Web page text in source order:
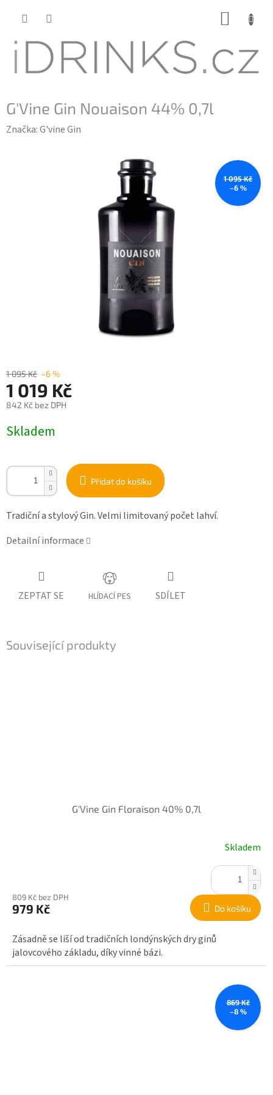
G'Vine Gin Nouaison 44% 0,7l
Značka:G'vine Gin
1 095 Kč
–6 %
1 095 Kč –6 %
1 019 Kč
842 Kč bez DPH
cena:
Skladem
Přidat do košíku
Tradiční a stylový Gin. Velmi limitovaný počet lahví.
Detailní informace
ZEPTAT SE HLÍDACÍ PES SDÍLET
Související produkty
G'Vine Gin Floraison 40% 0,7l
Skladem
809 Kč bez DPH
979 Kč Do košíku
Zásadně se liší od tradičních londýnských dry ginů
jalovcového základu, díky vinné bázi.
869 Kč
–8 %